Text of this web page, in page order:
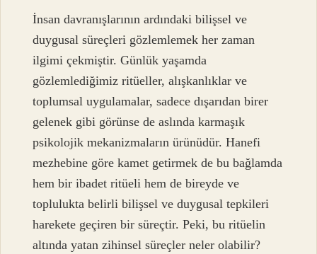
İnsan davranışlarının ardındaki bilişsel ve
duygusal süreçleri gözlemlemek her zaman
ilgimi çekmiştir. Günlük yaşamda
gözlemlediğimiz ritüeller, alışkanlıklar ve
toplumsal uygulamalar, sadece dışarıdan birer
gelenek gibi görünse de aslında karmaşık
psikolojik mekanizmaların ürünüdür. Hanefi
mezhebine göre kamet getirmek de bu bağlamda
hem bir ibadet ritüeli hem de bireyde ve
toplulukta belirli bilişsel ve duygusal tepkileri
harekete geçiren bir süreçtir. Peki, bu ritüelin
altında yatan zihinsel süreçler neler olabilir?